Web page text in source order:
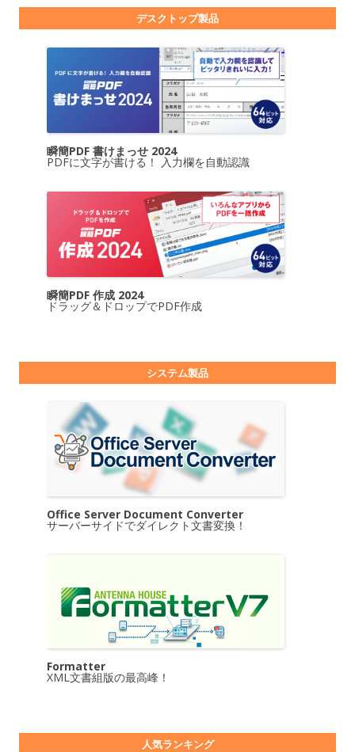
デスクトップ製品
瞬簡PDF 書けまっせ 2024
PDFに文字が書ける！ 入力欄を自動認識
瞬簡PDF 作成 2024
ドラッグ＆ドロップでPDF作成
システム製品
Office Server Document Converter
サーバーサイドでダイレクト文書変換！
Formatter
XML文書組版の最高峰！
人気ランキング